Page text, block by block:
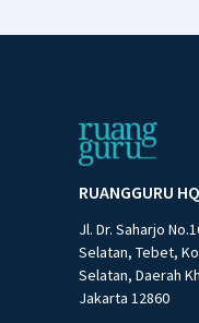
RUANGGURU HQ
Jl. Dr. Saharjo
Selatan, Tebet,
Selatan, Daerah
Jakarta 12860